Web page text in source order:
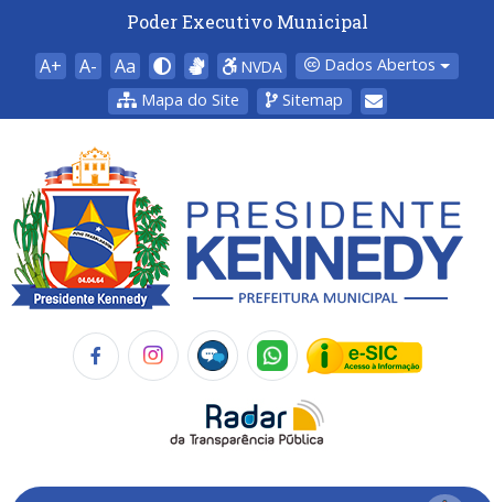
Poder Executivo Municipal
A+ A- Aa NVDA
Dados Abertos
Mapa do Site
Sitemap